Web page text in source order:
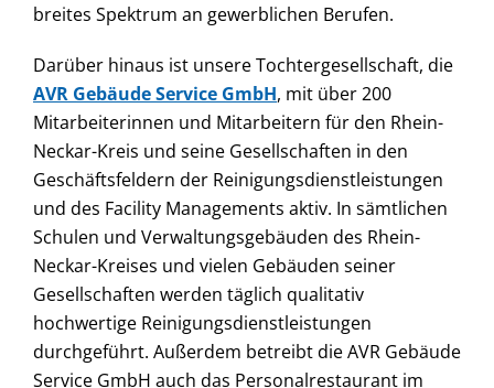
breites Spektrum an gewerblichen Berufen.
Darüber hinaus ist unsere Tochtergesellschaft, die
AVR Gebäude Service GmbH, mit über 200
Mitarbeiterinnen und Mitarbeitern für den Rhein-
Neckar-Kreis und seine Gesellschaften in den
Geschäftsfeldern der Reinigungsdienstleistungen
und des Facility Managements aktiv. In sämtlichen
Schulen und Verwaltungsgebäuden des Rhein-
Neckar-Kreises und vielen Gebäuden seiner
Gesellschaften werden täglich qualitativ
hochwertige Reinigungsdienstleistungen
durchgeführt. Außerdem betreibt die AVR Gebäude
Service GmbH auch das Personalrestaurant im